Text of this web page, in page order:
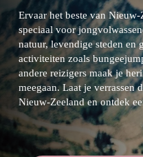
Ervaar het beste van
speciaal voor
natuur, levendige steden en
activiteiten zoals
andere reizigers maak je
meegaan. Laat je verrassen
Nieuw-Zeeland en ontdek